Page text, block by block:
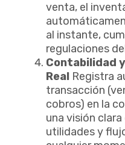
venta, el
al instante,
regulaciones
Contabilidad
Real Registra
transacción
cobros) en la
una visión
utilidades y